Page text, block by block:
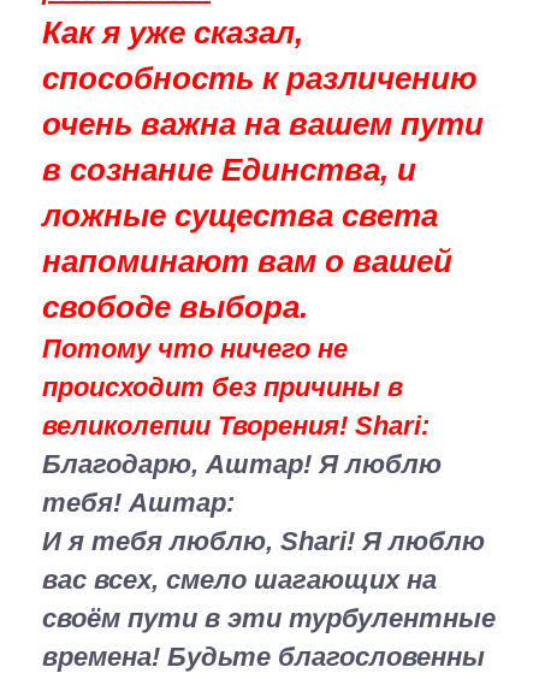
Как я уже сказал,
способность к различению
очень важна на вашем пути
в сознание Единства, и
ложные существа света
напоминают вам о вашей
свободе выбора.
Потому что ничего не
происходит без причины в
великолепии Творения! Shari:
Благодарю, Аштар! Я люблю
тебя!Аштар:
И я тебя люблю, Shari! Я люблю
вас всех, смело шагающих на
своём пути в эти турбулентные
времена! Будьте благословенны